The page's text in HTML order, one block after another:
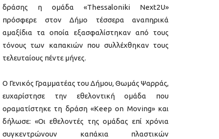
δράσης η ομάδα «Thessaloniki Next2U»
πρόσφερε στον Δήμο τέσσερα αναπηρικά
αμαξίδια τα οποία εξασφαλίστηκαν από τους
τόνους των καπακιών που συλλέχθηκαν τους
τελευταίους πέντε μήνες.
Ο Γενικός Γραμματέας του Δήμου, Θωμάς Ψαρράς,
ευχαρίστησε την εθελοντική ομάδα που
οραματίστηκε τη δράση «Keep on Moving» και
δήλωσε: «Οι εθελοντές της ομάδας επί χρόνια
συγκεντρώνουν καπάκια πλαστικών